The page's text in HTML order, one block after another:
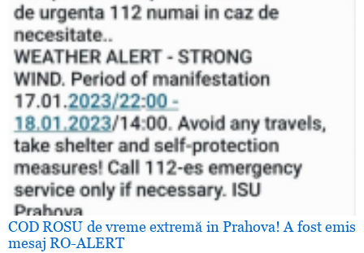
COD ROSU de vreme extremă in Prahova! A fost emis
mesaj RO-ALERT